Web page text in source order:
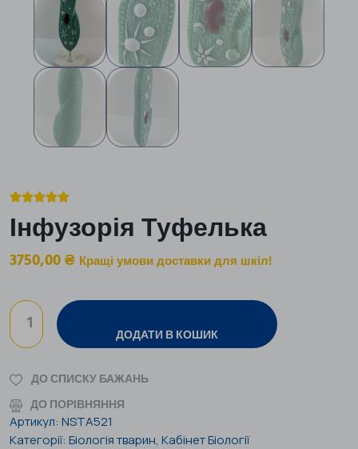

Інфузорія Туфелька
3750,00₴ Кращі умови доставки для шкіл!
ДОДАТИ В КОШИК
ДО СПИСКУ БАЖАНЬ
ДО ПОРІВНЯННЯ
Артикул: NSTA521
Категорії: Біологія тварин, Кабінет Біології